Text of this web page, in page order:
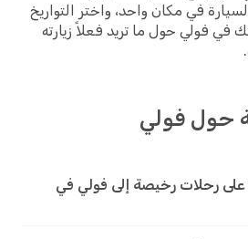
في مكان واحد، واختر التواريخ
في فولي حول ما تريد فعلاً زيارته
حول فولي
على رحلات رخيصة إلى فولي في